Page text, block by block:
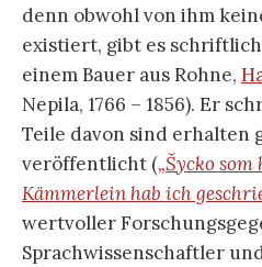
denn obwohl von ihm
existiert, gibt es
einem Bauer aus Rohne,
Nepila, 1766 – 1856). Er
Teile davon sind erhalten
veröffentlicht („Šycko
Kämmerlein hab ich
wertvoller
Sprachwissenschaftler